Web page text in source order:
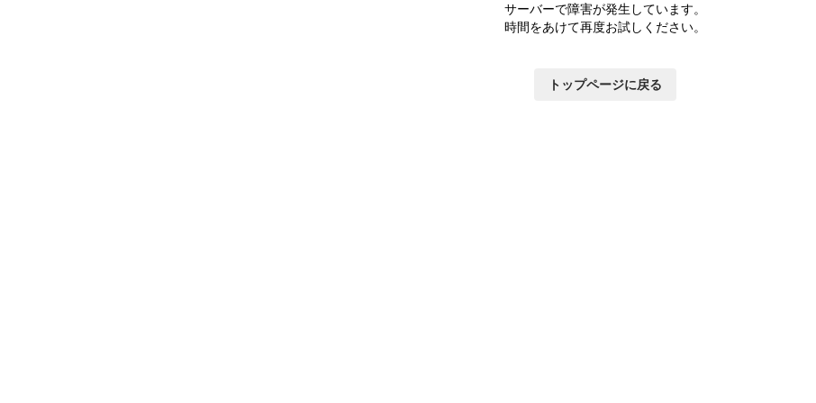
い
サーバーで障害が発生しています。
時間をあけて再度お試しください。
トップページに戻る